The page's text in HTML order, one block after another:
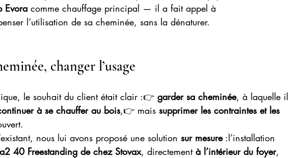
Evora comme chauffage principal — il a fait appel à
l’utilisation de sa cheminée, sans la dénaturer.
changer l’usage
le souhait du client était clair :👉 garder sa cheminée, à laquelle il
à se chauffer au bois,👉 mais supprimer les contraintes et les
nous lui avons proposé une solution sur mesure :l’installation
40 Freestanding de chez Stovax, directement à l’intérieur du foyer,